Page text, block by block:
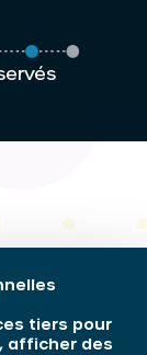
tiers pour
afficher des